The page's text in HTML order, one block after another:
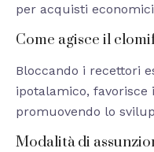
per acquisti
Come agisce il
Bloccando i recettori
ipotalamico, favorisce
promuovendo lo
Modalità di